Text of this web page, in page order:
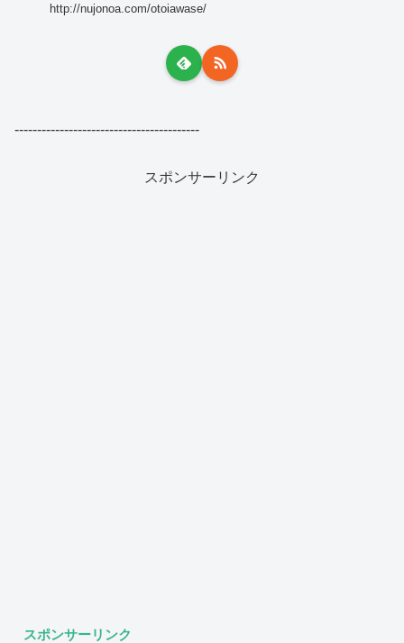
http://nujonoa.com/otoiawase/
-----------------------------------------
スポンサーリンク
スポンサーリンク